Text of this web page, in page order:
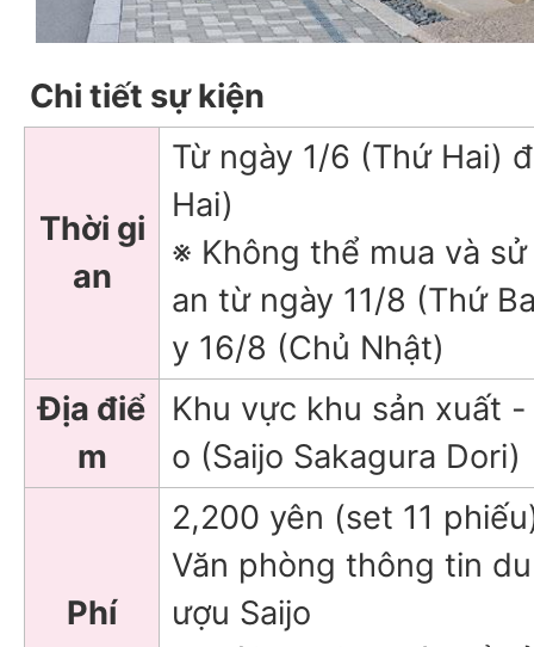
Chi tiết sự kiện
Thời gi
an
Từ ngày 1/6 (Thứ Hai)
Hai)
※ Không thể mua và
an từ ngày 11/8 (Thứ
y 16/8 (Chủ Nhật)
Địa điể
m
Khu vực khu sản xuất
o (Saijo Sakagura Dori)
Phí
2,200 yên (set 11
Văn phòng thông tin
ượu Saijo